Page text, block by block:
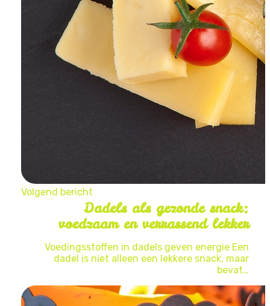
Volgend bericht
Dadels als gezonde snack:
voedzaam en verrassend lekker
Voedingsstoffen in dadels geven energie Een
dadel is niet alleen een lekkere snack, maar
bevat…